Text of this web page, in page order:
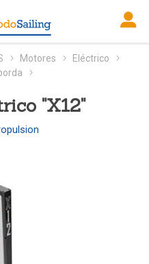
Motores
Eléctrico
"X12"